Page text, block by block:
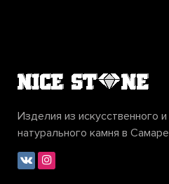
Изделия из искусственного и
натурального камня в Самаре